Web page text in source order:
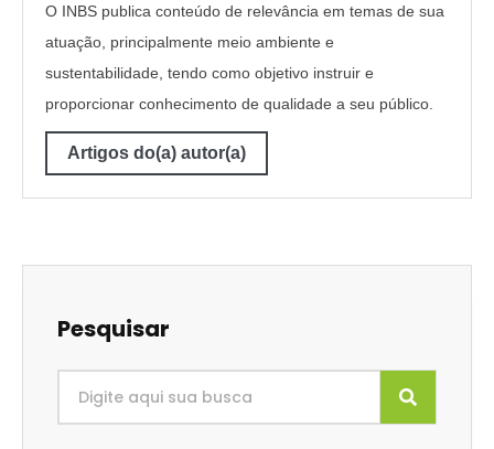
O INBS publica conteúdo de relevância em temas de sua
atuação, principalmente meio ambiente e
sustentabilidade, tendo como objetivo instruir e
proporcionar conhecimento de qualidade a seu público.
Artigos do(a) autor(a)
Pesquisar